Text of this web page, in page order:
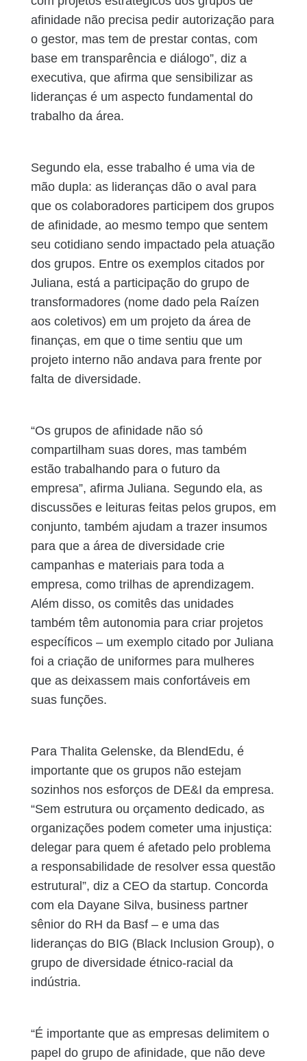
afinidade não precisa pedir autorização para
o gestor, mas tem de prestar contas, com
base em transparência e diálogo”, diz a
executiva, que afirma que sensibilizar as
lideranças é um aspecto fundamental do
trabalho da área.
Segundo ela, esse trabalho é uma via de
mão dupla: as lideranças dão o aval para
que os colaboradores participem dos grupos
de afinidade, ao mesmo tempo que sentem
seu cotidiano sendo impactado pela atuação
dos grupos. Entre os exemplos citados por
Juliana, está a participação do grupo de
transformadores (nome dado pela Raízen
aos coletivos) em um projeto da área de
finanças, em que o time sentiu que um
projeto interno não andava para frente por
falta de diversidade.
“Os grupos de afinidade não só
compartilham suas dores, mas também
estão trabalhando para o futuro da
empresa”, afirma Juliana. Segundo ela, as
discussões e leituras feitas pelos grupos, em
conjunto, também ajudam a trazer insumos
para que a área de diversidade crie
campanhas e materiais para toda a
empresa, como trilhas de aprendizagem.
Além disso, os comitês das unidades
também têm autonomia para criar projetos
específicos – um exemplo citado por Juliana
foi a criação de uniformes para mulheres
que as deixassem mais confortáveis em
suas funções.
Para Thalita Gelenske, da BlendEdu, é
importante que os grupos não estejam
sozinhos nos esforços de DE&I da empresa.
“Sem estrutura ou orçamento dedicado, as
organizações podem cometer uma injustiça:
delegar para quem é afetado pelo problema
a responsabilidade de resolver essa questão
estrutural”, diz a CEO da startup. Concorda
com ela Dayane Silva, business partner
sênior do RH da Basf – e uma das
lideranças do BIG (Black Inclusion Group), o
grupo de diversidade étnico-racial da
indústria.
“É importante que as empresas delimitem o
papel do grupo de afinidade, que não deve